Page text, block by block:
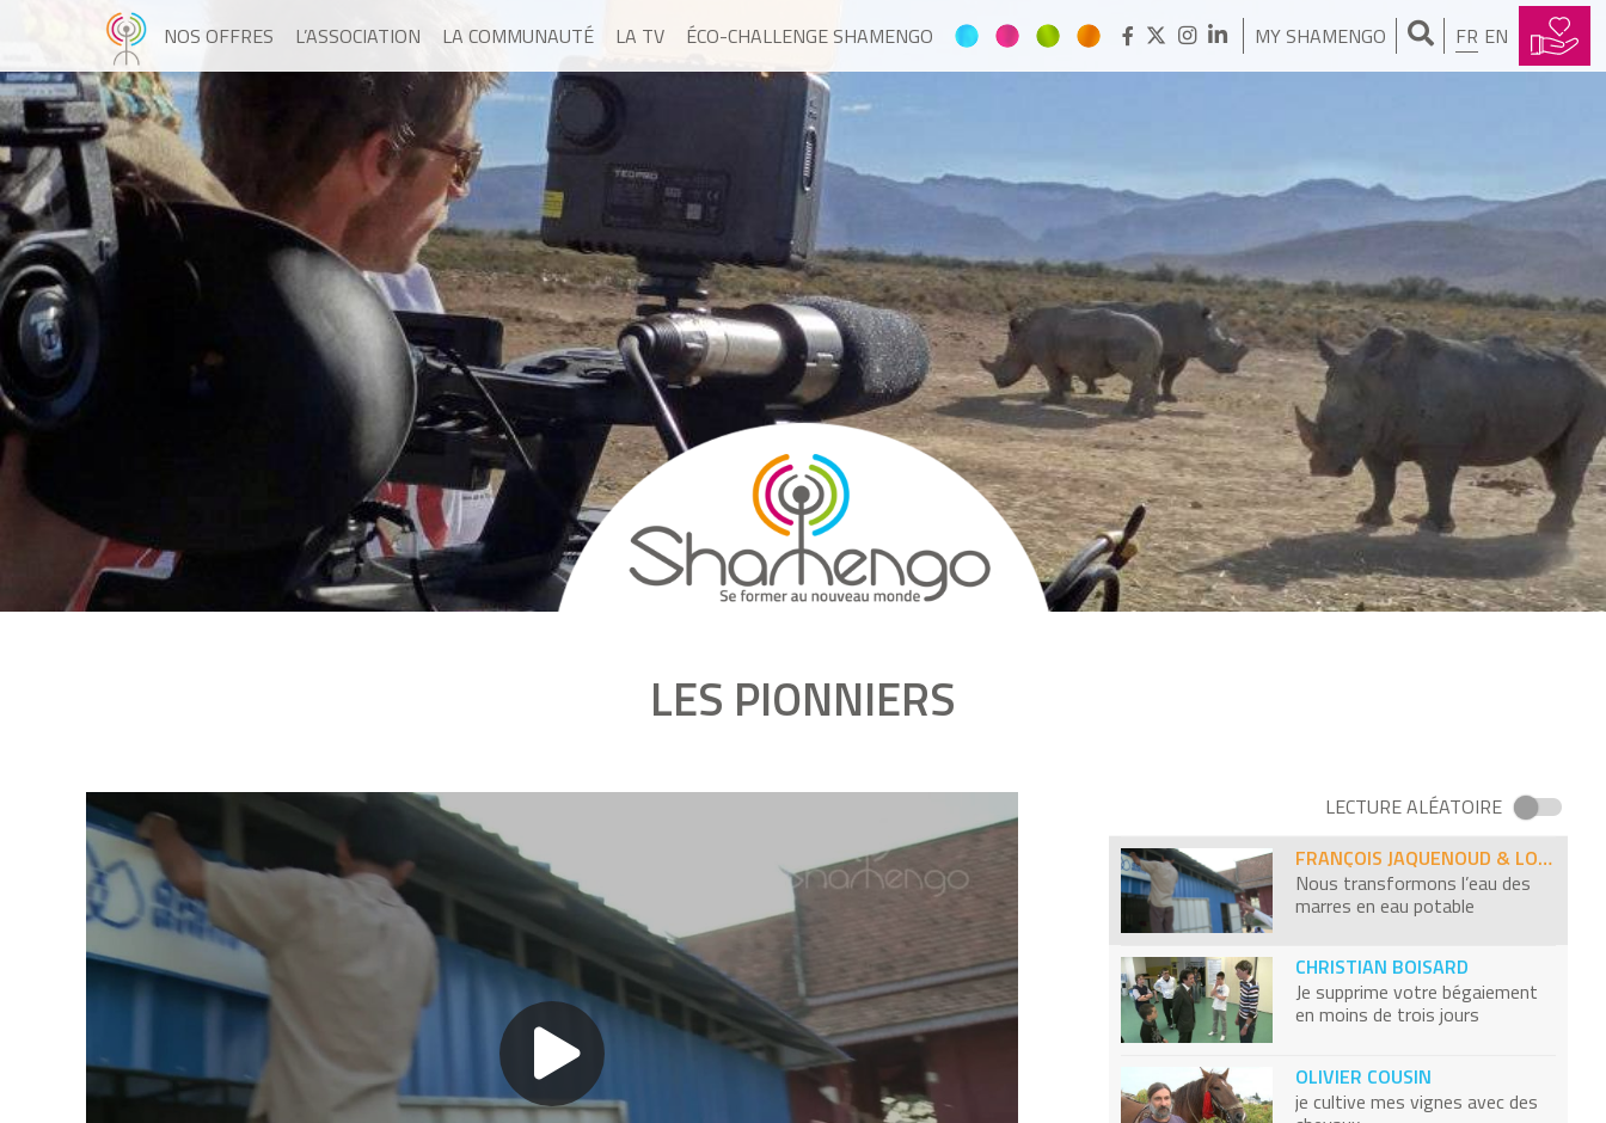
NOS OFFRES L’ASSOCIATION LA COMMUNAUTÉ LA TV ÉCO-CHALLENGE SHAMENGO MY SHAMENGO FR EN
LES PIONNIERS
Nathalie DANIEL - Echo-Mer LECTURE ALÉATOIRE
Je forme des rats au déminage
JAN IN'T VELD
J’ai créé des lunettes
universelles
RAINER NOLVAK
J’ai créé le Clean up Day
BINDESHWAR PATHAK
Les intouchables que je
réhabilite ne ramassent plus les
excréments humains
SPENCER TUNICK
je photographie des milliers de
personnes nues
hommes
FRANÇOIS JAQUENOUD & LO CHAY
Nous transformons l’eau des
marres en eau potable
CHRISTIAN BOISARD
Je supprime votre bégaiement
en moins de trois jours
OLIVIER COUSIN
je cultive mes vignes avec des